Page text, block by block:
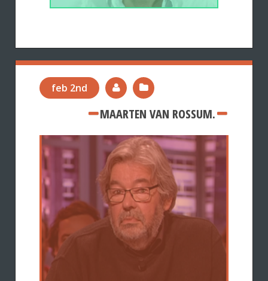
feb 2nd
MAARTEN VAN ROSSUM.